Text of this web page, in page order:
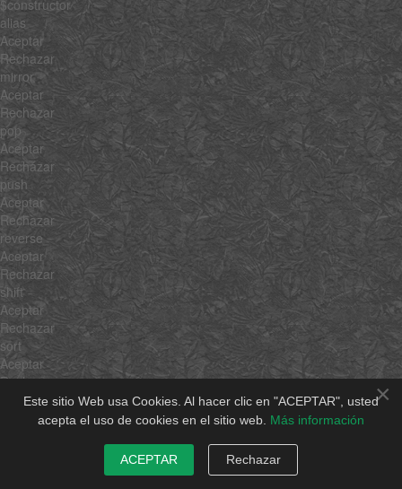
×
Este sitio Web usa Cookies. Al hacer clic en "ACEPTAR", usted
acepta el uso de cookies en el sitio web. Más información
ACEPTAR Rechazar
$constructor
alias
Aceptar
Rechazar
mirror
Aceptar
Rechazar
pop
Aceptar
Rechazar
push
Aceptar
Rechazar
reverse
Aceptar
Rechazar
shift
Aceptar
Rechazar
sort
Aceptar
Rechazar
splice
Aceptar